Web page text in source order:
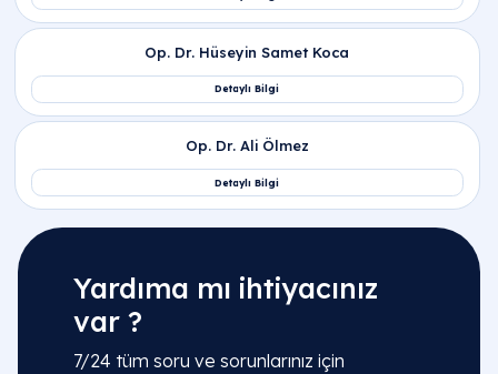
Yardıma mı ihtiyacınız
var ?
7/24 tüm soru ve sorunlarınız için